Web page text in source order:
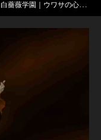
白薔薇学園｜ウワサの心霊話